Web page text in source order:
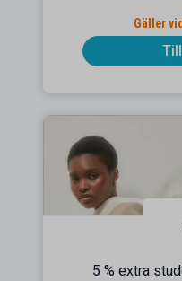
Gäller
5 % extra